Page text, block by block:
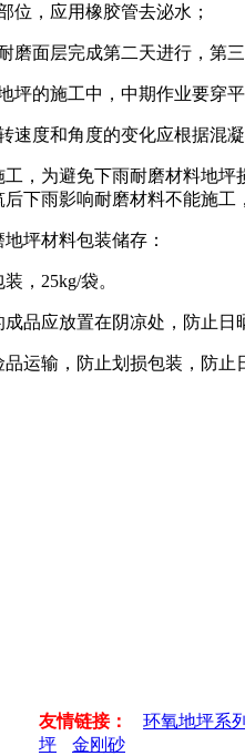
位，应用橡胶管去泌水；
面层完成第二天进行，第三
的施工中，中期作业要穿平
度和角度的变化应根据混凝
为避免下雨耐磨材料地坪
下雨影响耐磨材料不能施工
材料包装储存：
25kg/袋。
应放置在阴凉处，防止日
输，防止划损包装，防止
友情链接： 环氧地坪系列
坪
金刚砂